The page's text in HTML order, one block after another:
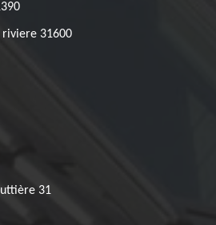
riviere 31600
31